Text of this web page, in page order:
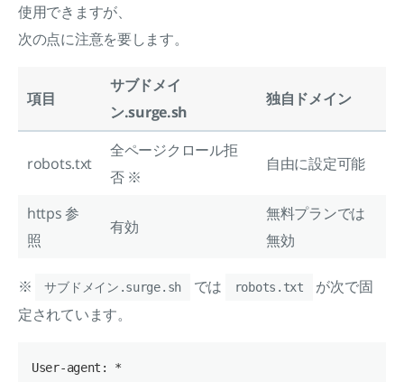
使用できますが、
次の点に注意を要します。
項目
サブドメイ
ン.surge.sh
独自ドメイン
robots.txt
全ページクロール拒
否 ※
自由に設定可能
https 参
照
有効
無料プランでは
無効
※ サブドメイン.surge.sh では robots.txt
が次で固
定されています。
User-agent: *